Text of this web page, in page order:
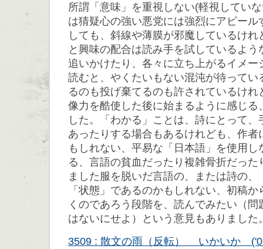
所謂「意味」を重視しない(軽視してい
は猜疑心の強い悪党には強烈にアピール
しても、斜線や薄膜が邪魔しているけ
と興味の配合は読み手を試しているよ
追いかけたり、各々に立ち上がるイメー
読むと、やくたいもない混沌が待ってい
るのも投げ棄てるのも許されているけ
像力を酷使した後に始まるように感じる
した。「わかる」ことは、詩にとって
あったりする場合もあるけれども、作者
もしれない、平易な「日本語」を使用
る、言語の貧血だったり複雑骨折だっ
ました服を脱いだ言語の、または詩の
「状態」であるのかもしれない、初稿
くのであろう段階を、読んでみたい（
はないにせよ）という意見もありました
3509 : 散文の雨（反転） いかいか